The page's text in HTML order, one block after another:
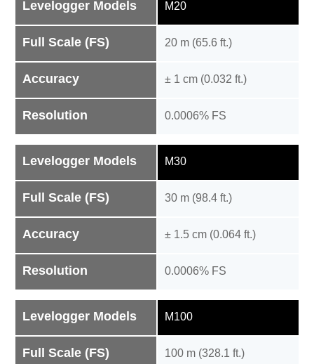
Levelogger Models
Full Scale (FS)
Accuracy
Resolution
M20
20 m (65.6 ft.)
± 1 cm (0.032 ft.)
0.0006% FS
Levelogger Models
Full Scale (FS)
Accuracy
Resolution
M30
30 m (98.4 ft.)
± 1.5 cm (0.064 ft.)
0.0006% FS
Levelogger Models
Full Scale (FS)
M100
100 m (328.1 ft.)